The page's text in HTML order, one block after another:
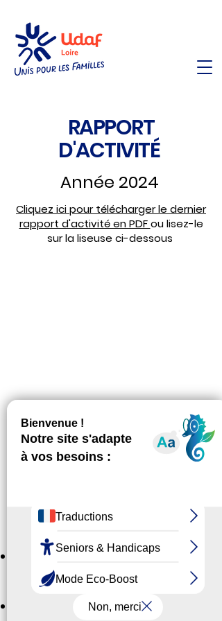
RAPPORT
D'ACTIVITÉ
Année 2024
Cliquez ici pour télécharger le dernier
rapport d'activité en PDFou lisez-le
sur la liseuse ci-dessous
Cliquez ici pour télécharger le
rapport d'activité 2022
Cliquez ici pour télécharger le